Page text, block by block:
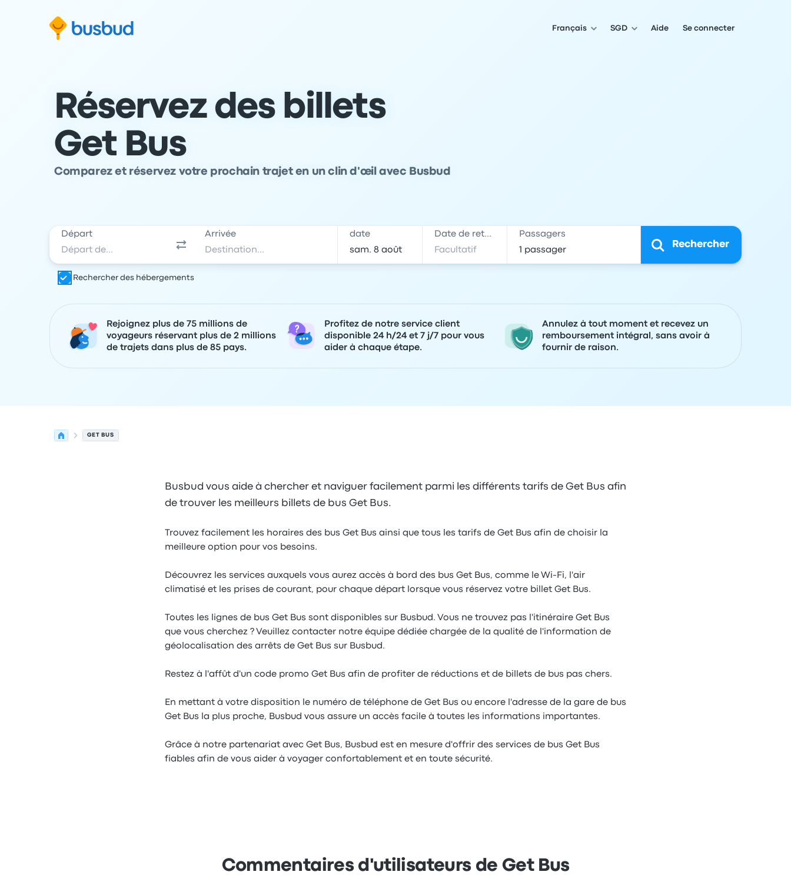
formulaire de recherche
Aller au contenu
Aller au pied de page
Français SGD Aide Se connecter
Réservez des billets
Get Bus
Comparez et réservez votre prochain trajet en un clin d'œil avec Busbud
Départ Arrivée date Date de retour Passagers
Rechercher
Rechercher des hébergements
Rejoignez plus de 75 millions de
voyageurs réservant plus de 2 millions
de trajets dans plus de 85 pays.
Profitez de notre service client
disponible 24 h/24 et 7 j/7 pour vous
aider à chaque étape.
Annulez à tout moment et recevez un
remboursement intégral, sans avoir à
fournir de raison.
GET BUS
Busbud vous aide à chercher et naviguer facilement parmi les différents tarifs de Get Bus afin
de trouver les meilleurs billets de bus Get Bus.
Trouvez facilement les horaires des bus Get Bus ainsi que tous les tarifs de Get Bus afin de choisir la
meilleure option pour vos besoins.
Découvrez les services auxquels vous aurez accès à bord des bus Get Bus, comme le Wi-Fi, l'air
climatisé et les prises de courant, pour chaque départ lorsque vous réservez votre billet Get Bus.
Toutes les lignes de bus Get Bus sont disponibles sur Busbud. Vous ne trouvez pas l'itinéraire Get Bus
que vous cherchez ? Veuillez contacter notre équipe dédiée chargée de la qualité de l'information de
géolocalisation des arrêts de Get Bus sur Busbud.
Restez à l'affût d'un code promo Get Bus afin de profiter de réductions et de billets de bus pas chers.
En mettant à votre disposition le numéro de téléphone de Get Bus ou encore l'adresse de la gare de bus
Get Bus la plus proche, Busbud vous assure un accès facile à toutes les informations importantes.
Grâce à notre partenariat avec Get Bus, Busbud est en mesure d'offrir des services de bus Get Bus
fiables afin de vous aider à voyager confortablement et en toute sécurité.
Commentaires d'utilisateurs de Get Bus